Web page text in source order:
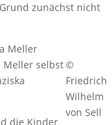
zunächst nicht
©
Friedrich
Wilhelm
von Sell
Meller
Meller selbst
die Kinder